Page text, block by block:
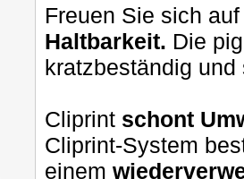
Freuen Sie sich
Haltbarkeit. Die
kratzbeständig
Cliprint schont
Cliprint-System
einem